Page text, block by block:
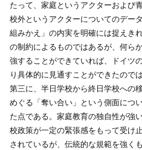
たって、家庭というアクターおよび
校外というアクターについてのデー
組みかえ」の内実を明確には捉えき
の制約によるものではあるが、何ら
強することができていれば、ドイツ
り具体的に見通すことができたので
第三に、半日学校から終日学校への
めぐる「奪い合い」という側面につ
た点である。家庭教育の独自性が強
校政策が一定の緊張感をもって受け
されているが、伝統的な規範を強く